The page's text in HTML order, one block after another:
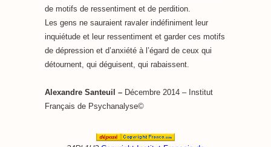
de motifs de ressentiment et de perdition.
Les gens ne sauraient ravaler indéfiniment leur
inquiétude et leur ressentiment et garder ces motifs
de dépression et d’anxiété à l’égard de ceux qui
détournent, qui déguisent, qui rabaissent.
Alexandre Santeuil – Décembre 2014 – Institut
Français de Psychanalyse©